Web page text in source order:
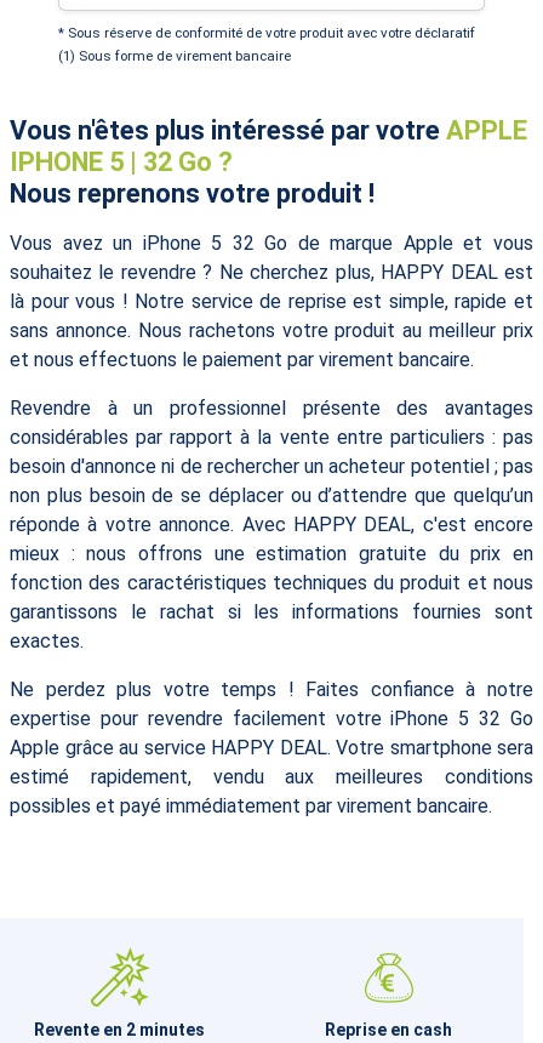
* Sous réserve de conformité de votre produit avec votre déclaratif
(1) Sous forme de virement bancaire
Vous n'êtes plus intéressé par votre APPLE
IPHONE 5 | 32 Go ?
Nous reprenons votre produit !
Vous avez un iPhone 5 32 Go de marque Apple et vous
souhaitez le revendre ? Ne cherchez plus, HAPPY DEAL est
là pour vous ! Notre service de reprise est simple, rapide et
sans annonce. Nous rachetons votre produit au meilleur prix
et nous effectuons le paiement par virement bancaire.
Revendre à un professionnel présente des avantages
considérables par rapport à la vente entre particuliers : pas
besoin d'annonce ni de rechercher un acheteur potentiel ; pas
non plus besoin de se déplacer ou d’attendre que quelqu’un
réponde à votre annonce. Avec HAPPY DEAL, c'est encore
mieux : nous offrons une estimation gratuite du prix en
fonction des caractéristiques techniques du produit et nous
garantissons le rachat si les informations fournies sont
exactes.
Ne perdez plus votre temps ! Faites confiance à notre
expertise pour revendre facilement votre iPhone 5 32 Go
Apple grâce au service HAPPY DEAL. Votre smartphone sera
estimé rapidement, vendu aux meilleures conditions
possibles et payé immédiatement par virement bancaire.
Revente en 2 minutes
Reprise en cash